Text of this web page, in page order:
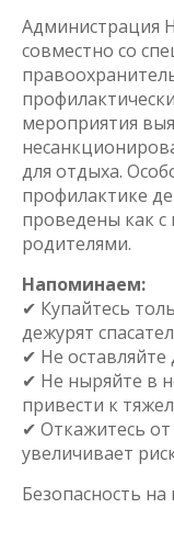
Администрация
совместно со
мероприятия
для отдыха.
профилактике
проведены как
родителями.
Напоминаем:
✔ Купайтесь
дежурят
✔ Не оставляйте
✔ Не ныряйте в
привести к
✔ Откажитесь
увеличивает
Безопасность